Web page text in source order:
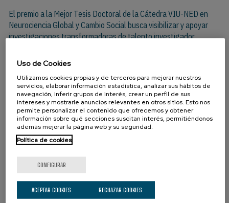
El premio a la Mejor Tesis Doctoral de la Cátedra VIU-NED en
Neurociencia Global y Cambio Social busca visibilizar y apoyar
investigaciones transformadoras de talento investigador
entidad nacida de la alianza entre la Fundación NED y la
SOCIOS
Uso de Cookies
Utilizamos cookies propias y de terceros para mejorar nuestros
servicios, elaborar información estadística, analizar sus hábitos de
navegación, inferir grupos de interés, crear un perfil de sus
intereses y mostrarle anuncios relevantes en otros sitios. Esto nos
permite personalizar el contenido que ofrecemos y obtener
información sobre qué secciones suscitan interés, permitiéndonos
además mejorar la página web y su seguridad.
Política de cookies
CONFIGURAR
RECHAZAR COOKIES
ACEPTAR COOKIES